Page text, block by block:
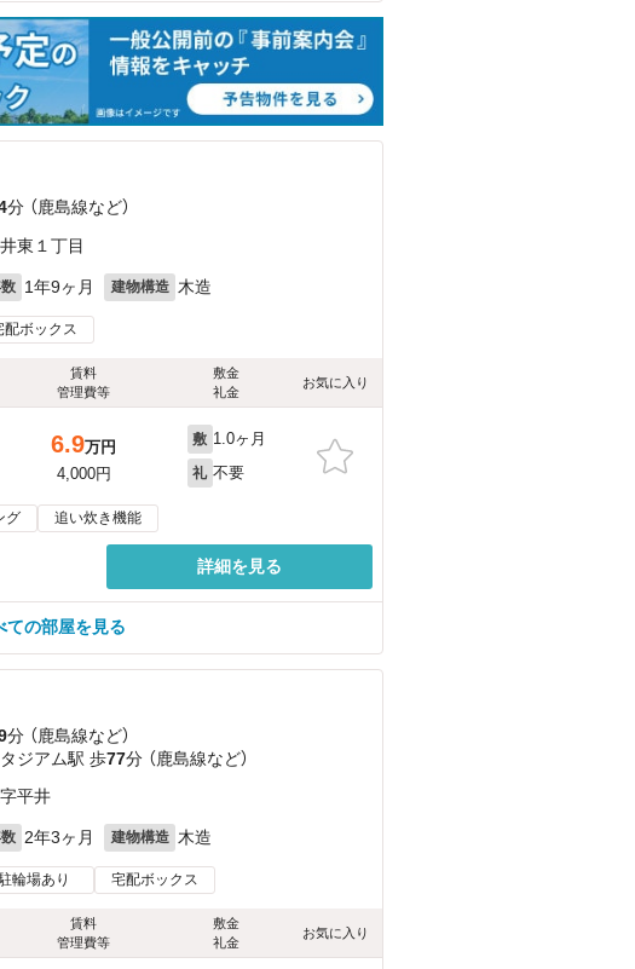
分 （鹿島線など）
東１丁目
1年9ヶ月 建物構造 木造
配ボックス
賃料
管理費等
敷金
礼金
お気に入り
6.9万円
4,000円
敷 1.0ヶ月
礼 不要
グ 追い炊き機能
詳細を見る
の部屋を見る
分 （鹿島線など）
ジアム駅 歩77分 （鹿島線など）
平井
2年3ヶ月 建物構造 木造
輪場あり 宅配ボックス
賃料
管理費等
敷金
礼金
お気に入り